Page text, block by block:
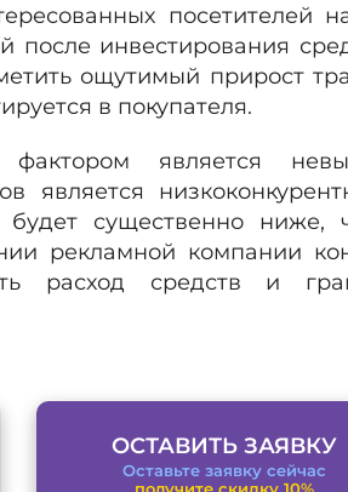
посетителей
после инвестирования
ощутимый прирост
в покупателя.
является
является
будет существенно ниже,
рекламной компании
расход средств и
ОСТАВИТЬ ЗАЯВКУ
Оставьте заявку сейчас
получите скидку 10%